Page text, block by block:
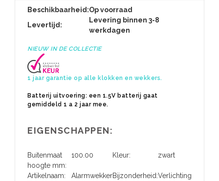
Beschikbaarheid:Op voorraad
Levertijd:
Levering binnen 3-8
werkdagen
NIEUW IN DE COLLECTIE
1 jaar garantie op alle klokken en wekkers.
Batterij uitvoering: een 1.5V batterij gaat
gemiddeld 1 a 2 jaar mee.
EIGENSCHAPPEN:
Buitenmaat
hoogte mm:
100.00 Kleur: zwart
Artikelnaam: AlarmwekkerBijzonderheid:Verlichting